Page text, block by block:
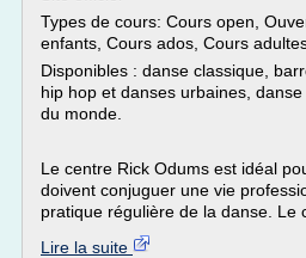
Types de cours: Cours open,
enfants, Cours ados, Cours
Disponibles : danse classique,
hip hop et danses urbaines,
du monde.
Le centre Rick Odums est idéal
doivent conjuguer une vie
pratique régulière de la danse. Le
Lire la suite